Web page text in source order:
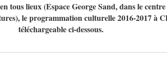
tous lieux (Espace George Sand, dans le
le programmation culturelle 2016-2017 à
téléchargeable ci-dessous.